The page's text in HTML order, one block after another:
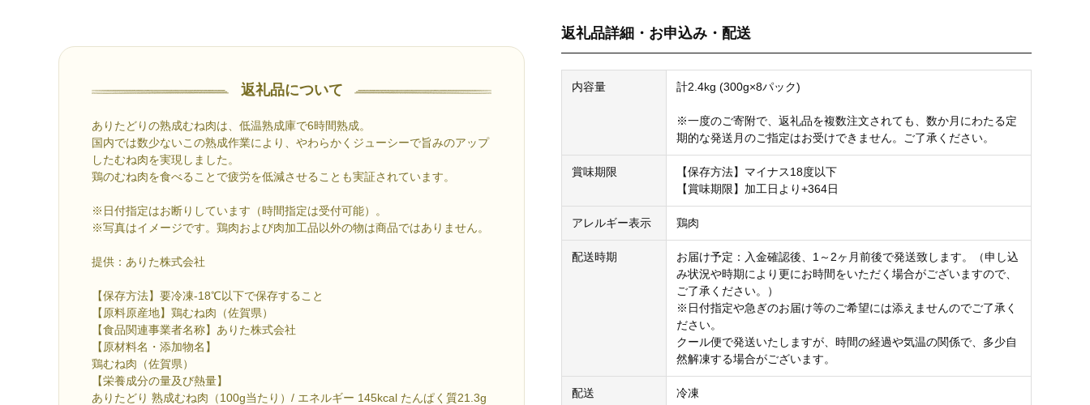
返礼品について
ありたどりの熟成むね肉は、低温熟成庫で6時間熟成。
国内では数少ないこの熟成作業により、やわらかくジューシーで旨みのアップ
したむね肉を実現しました。
鶏のむね肉を食べることで疲労を低減させることも実証されています。
※日付指定はお断りしています（時間指定は受付可能）。
※写真はイメージです。鶏肉および肉加工品以外の物は商品ではありません。
提供：ありた株式会社
【保存方法】要冷凍-18℃以下で保存すること
【原料原産地】鶏むね肉（佐賀県）
【食品関連事業者名称】ありた株式会社
【原材料名・添加物名】
鶏むね肉（佐賀県）
【栄養成分の量及び熱量】
ありたどり 熟成むね肉（100g当たり）/ エネルギー 145kcal たんぱく質21.3g
返礼品詳細・お申込み・配送
内容量 計2.4kg (300g×8パック)
※一度のご寄附で、返礼品を複数注文されても、数か月にわたる定
期的な発送月のご指定はお受けできません。ご了承ください。
賞味期限
【保存方法】マイナス18度以下
【賞味期限】加工日より+364日
アレルギー表示 鶏肉
配送時期
お届け予定：入金確認後、1～2ヶ月前後で発送致します。（申し込
み状況や時期により更にお時間をいただく場合がございますので、
ご了承ください。）
※日付指定や急ぎのお届け等のご希望には添えませんのでご了承く
ださい。
クール便で発送いたしますが、時間の経過や気温の関係で、多少自
然解凍する場合がございます。
配送 冷凍